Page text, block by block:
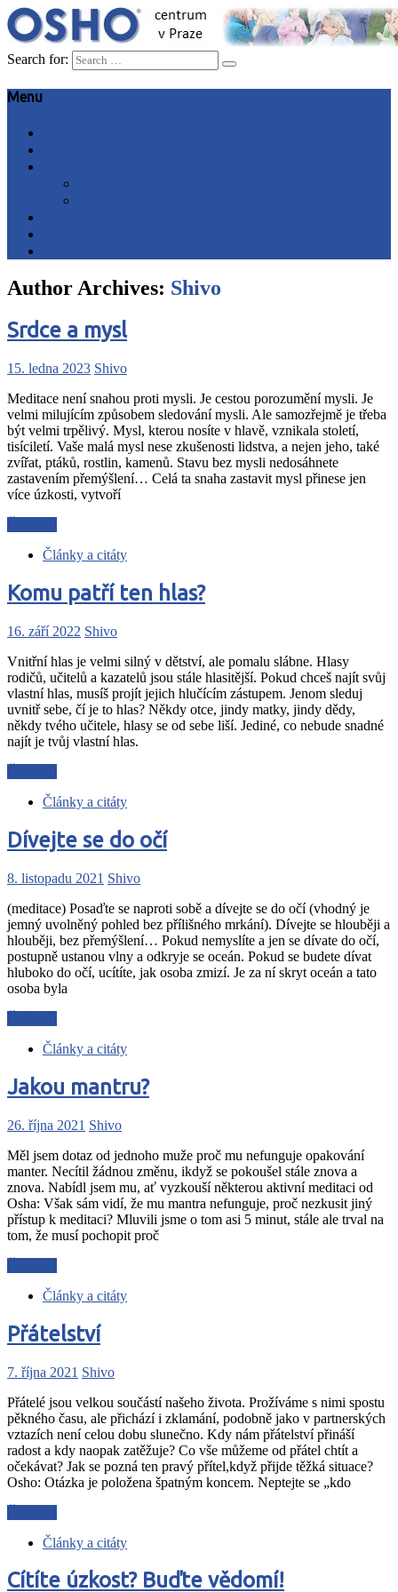
Search for:
Menu
Author Archives: Shivo
Srdce a mysl
15. ledna 2023 Shivo
Meditace není snahou proti mysli. Je cestou porozumění mysli. Je
velmi milujícím způsobem sledování mysli. Ale samozřejmě je třeba
být velmi trpělivý. Mysl, kterou nosíte v hlavě, vznikala století,
tisíciletí. Vaše malá mysl nese zkušenosti lidstva, a nejen jeho, také
zvířat, ptáků, rostlin, kamenů. Stavu bez mysli nedosáhnete
zastavením přemýšlení… Celá ta snaha zastavit mysl přinese jen
více úzkosti, vytvoří
Články a citáty
Komu patří ten hlas?
16. září 2022 Shivo
Vnitřní hlas je velmi silný v dětství, ale pomalu slábne. Hlasy
rodičů, učitelů a kazatelů jsou stále hlasitější. Pokud chceš najít svůj
vlastní hlas, musíš projít jejich hlučícím zástupem. Jenom sleduj
uvnitř sebe, čí je to hlas? Někdy otce, jindy matky, jindy dědy,
někdy tvého učitele, hlasy se od sebe liší. Jediné, co nebude snadné
najít je tvůj vlastní hlas.
Články a citáty
Dívejte se do očí
8. listopadu 2021 Shivo
(meditace) Posaďte se naproti sobě a dívejte se do očí (vhodný je
jemný uvolněný pohled bez přílišného mrkání). Dívejte se hlouběji a
hlouběji, bez přemýšlení… Pokud nemyslíte a jen se dívate do očí,
postupně ustanou vlny a odkryje se oceán. Pokud se budete dívat
hluboko do očí, ucítíte, jak osoba zmizí. Je za ní skryt oceán a tato
osoba byla
Články a citáty
Jakou mantru?
26. října 2021 Shivo
Měl jsem dotaz od jednoho muže proč mu nefunguje opakování
manter. Necítil žádnou změnu, ikdyž se pokoušel stále znova a
znova. Nabídl jsem mu, ať vyzkouší některou aktivní meditaci od
Osha: Však sám vidí, že mu mantra nefunguje, proč nezkusit jiný
přístup k meditaci? Mluvili jsme o tom asi 5 minut, stále ale trval na
tom, že musí pochopit proč
Články a citáty
Přátelství
7. října 2021 Shivo
Přátelé jsou velkou součástí našeho života. Prožíváme s nimi spostu
pěkného času, ale přichází i zklamání, podobně jako v partnerských
vztazích není celou dobu slunečno. Kdy nám přátelství přináší
radost a kdy naopak zatěžuje? Co vše můžeme od přátel chtít a
očekávat? Jak se pozná ten pravý přítel,když přijde těžká situace?
Osho: Otázka je položena špatným koncem. Neptejte se „kdo
Články a citáty
Cítíte úzkost? Buďte vědomí!